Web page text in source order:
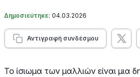
Δημοσιεύτηκε: 04.03.2026
Αντιγραφή συνδέσμου
Το ίσιωμα των μαλλιών είναι μια